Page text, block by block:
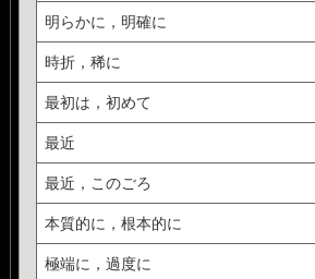
明らかに，明確に
時折，稀に
最初は，初めて
最近
最近，このごろ
本質的に，根本的に
極端に，過度に